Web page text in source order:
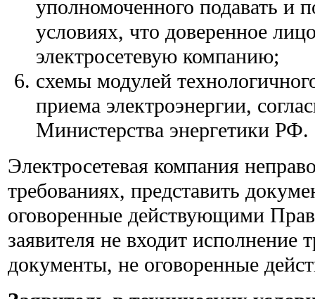
уполномоченного подавать и
условиях, что доверенное
электросетевую компанию;
схемы модулей
приема электроэнергии,
Министерства энергетики РФ.
Электросетевая компания
требованиях, представить
оговоренные действующими
заявителя не входит исполнение
документы, не оговоренные